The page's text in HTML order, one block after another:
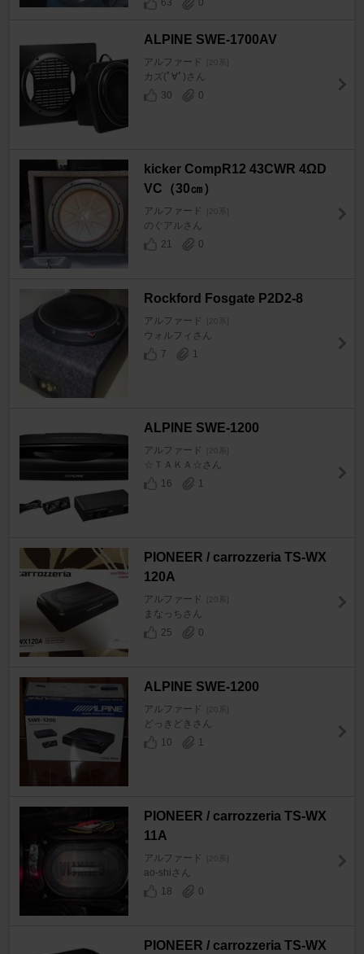
63 0
ALPINE SWE-1700AV
アルファード [20系]
カズ(ﾟ∀ﾟ)さん
30
0
kicker CompR12 43CWR 4ΩD
VC（30㎝）
アルファード [20系]
のぐアルさん
21
0
Rockford Fosgate P2D2-8
アルファード [20系]
ウォルフィさん
7
1
ALPINE SWE-1200
アルファード [20系]
☆ＴＡＫＡ☆さん
16
1
PIONEER / carrozzeria TS-WX
120A
アルファード [20系]
まなっちさん
25
0
ALPINE SWE-1200
アルファード [20系]
どっきどきさん
10
1
PIONEER / carrozzeria TS-WX
11A
アルファード [20系]
ao-shiさん
18
0
PIONEER / carrozzeria TS-WX